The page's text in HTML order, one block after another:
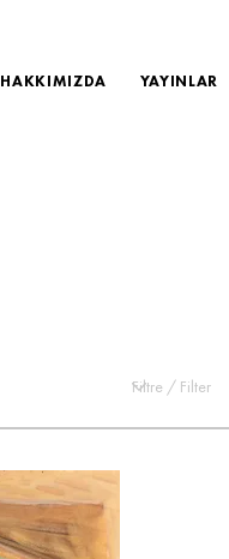
HAKKIMIZDA YAYINLAR